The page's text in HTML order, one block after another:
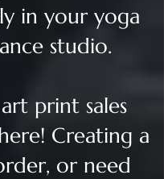
in your yoga
studio.
print sales
Creating a
or need